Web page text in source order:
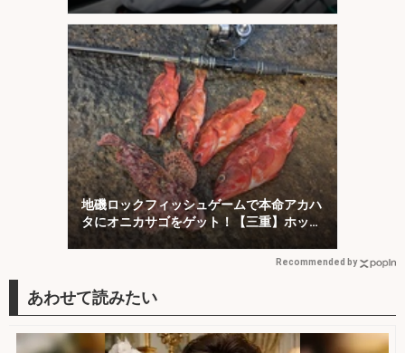
略【福井】
地磯ロックフィッシュゲームで本命アカハ
タにオニカサゴをゲット！【三重】ホッグ
系ワームにヒット
Recommended by